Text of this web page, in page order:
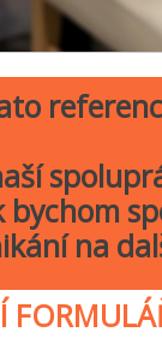
bychom
na